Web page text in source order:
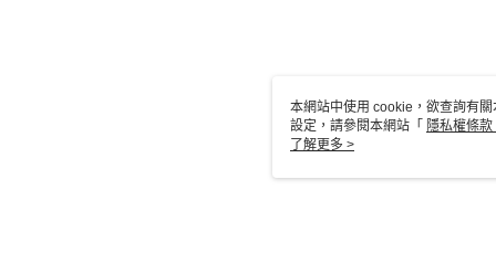
本網站中使用 cookie，欲查詢有
設定，請參閱本網站「 隱私權條款
使用 cookie。
了解更多 >